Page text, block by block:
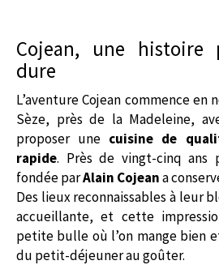
Cojean, une histoire
dure
L’aventure Cojean commence en
Sèze, près de la Madeleine,
proposer une cuisine de
rapide. Près de vingt-cinq ans
fondée parAlain Cojeana
Des lieux reconnaissables à leur
accueillante, et cette
petite bulle où l’on mange bien
du petit-déjeuner au goûter.